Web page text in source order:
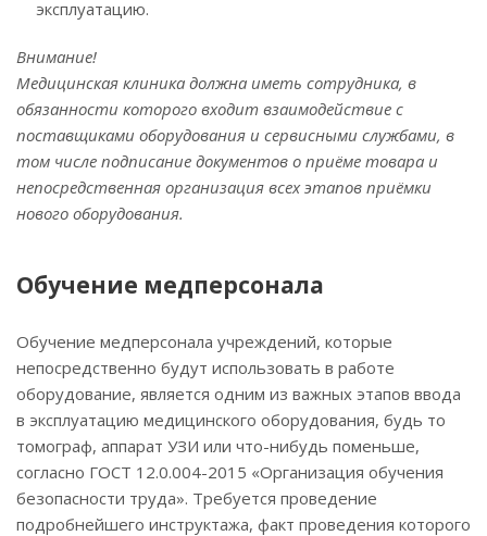
эксплуатацию.
Внимание!
Медицинская клиника должна иметь сотрудника, в
обязанности которого входит взаимодействие с
поставщиками оборудования и сервисными службами, в
том числе подписание документов о приёме товара и
непосредственная организация всех этапов приёмки
нового оборудования.
Обучение медперсонала
Обучение медперсонала учреждений, которые
непосредственно будут использовать в работе
оборудование, является одним из важных этапов ввода
в эксплуатацию медицинского оборудования, будь то
томограф, аппарат УЗИ или что-нибудь поменьше,
согласно ГОСТ 12.0.004-2015 «Организация обучения
безопасности труда». Требуется проведение
подробнейшего инструктажа, факт проведения которого